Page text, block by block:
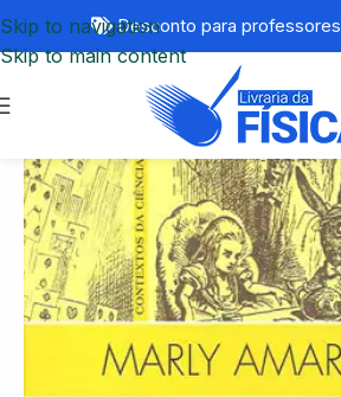
Skip to navigation
Skip to main content
Desconto para professores,